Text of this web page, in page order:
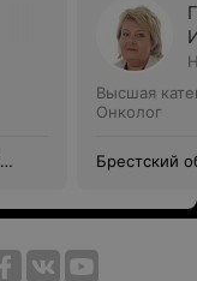
Высшая
Онколог
Брестский